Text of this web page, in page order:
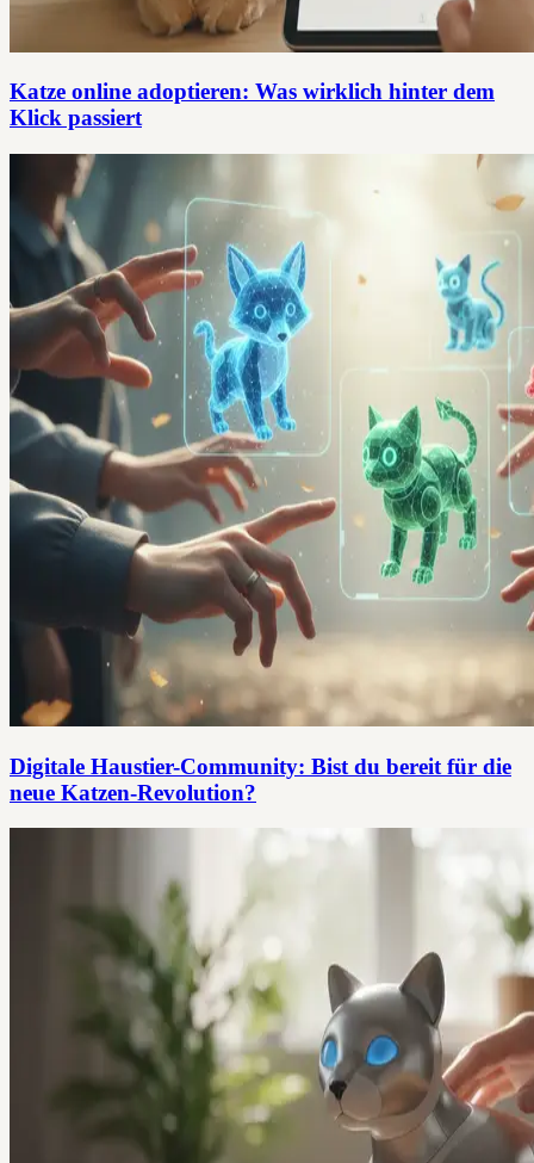
Katze online adoptieren: Was wirklich hinter dem
Klick passiert
Digitale Haustier-Community: Bist du bereit für die
neue Katzen-Revolution?